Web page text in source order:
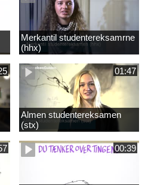
Merkantil studentereksamrne
(hhx)
01:47
Almen studentereksamen
(stx)
00:39